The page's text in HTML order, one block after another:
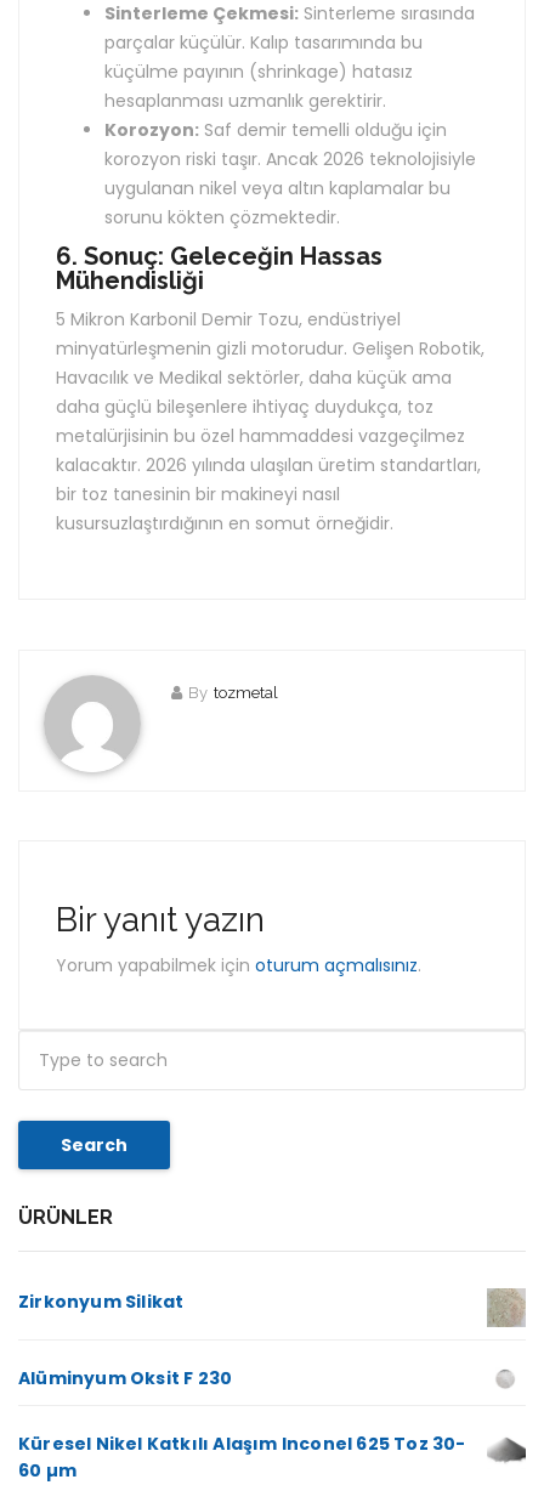
Sinterleme Çekmesi: Sinterleme sırasında
parçalar küçülür. Kalıp tasarımında bu
küçülme payının (shrinkage) hatasız
hesaplanması uzmanlık gerektirir.
Korozyon: Saf demir temelli olduğu için
korozyon riski taşır. Ancak 2026 teknolojisiyle
uygulanan nikel veya altın kaplamalar bu
sorunu kökten çözmektedir.
6. Sonuç: Geleceğin Hassas
Mühendisliği
5 Mikron Karbonil Demir Tozu, endüstriyel
minyatürleşmenin gizli motorudur. Gelişen Robotik,
Havacılık ve Medikal sektörler, daha küçük ama
daha güçlü bileşenlere ihtiyaç duydukça, toz
metalürjisinin bu özel hammaddesi vazgeçilmez
kalacaktır. 2026 yılında ulaşılan üretim standartları,
bir toz tanesinin bir makineyi nasıl
kusursuzlaştırdığının en somut örneğidir.
By tozmetal
Bir yanıt yazın
Yorum yapabilmek için oturum açmalısınız.
Search
ÜRÜNLER
Zirkonyum Silikat
Alüminyum Oksit F 230
Küresel Nikel Katkılı Alaşım Inconel 625 Toz 30-
60 µm